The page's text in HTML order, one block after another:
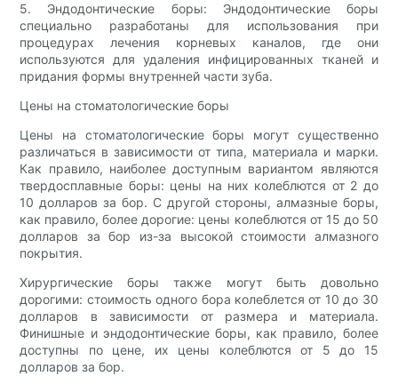
5. Эндодонтические боры: Эндодонтические боры
специально разработаны для использования при
процедурах лечения корневых каналов, где они
используются для удаления инфицированных тканей и
придания формы внутренней части зуба.
Цены на стоматологические боры
Цены на стоматологические боры могут существенно
различаться в зависимости от типа, материала и марки.
Как правило, наиболее доступным вариантом являются
твердосплавные боры: цены на них колеблются от 2 до
10 долларов за бор. С другой стороны, алмазные боры,
как правило, более дорогие: цены колеблются от 15 до 50
долларов за бор из-за высокой стоимости алмазного
покрытия.
Хирургические боры также могут быть довольно
дорогими: стоимость одного бора колеблется от 10 до 30
долларов в зависимости от размера и материала.
Финишные и эндодонтические боры, как правило, более
доступны по цене, их цены колеблются от 5 до 15
долларов за бор.